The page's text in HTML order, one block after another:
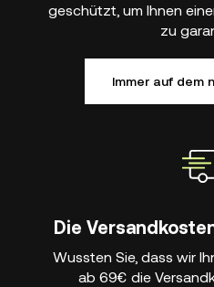
geschützt, um Ihnen
zu
Immer auf dem
Die
Wussten Sie, dass wir
ab 69€ die